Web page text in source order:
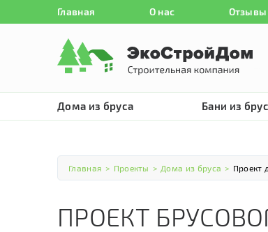
Главная О нас Отзывы
Дома из бруса Бани из
Главная > Проекты > Дома из бруса > Проект
ПРОЕКТ